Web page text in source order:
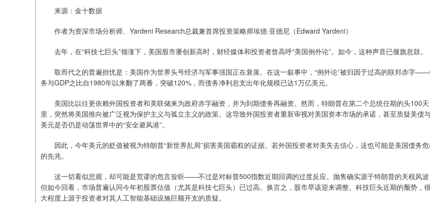
来源：金十数据
作者为资深市场分析师、Yardeni Research总裁兼首席投资策略师埃德·亚德尼（Edward Yardeni）
去年，在“科技七巨头”领涨下，美国股市屡创新高时，财经媒体和投资者曾高呼“美国例外论”。如今，这种声音已偃旗息鼓。
取而代之的普遍担忧是：美国作为世界头号经济与军事强国正在衰落。在这一叙事中，“例外论”被归因于过高的联邦赤字
务与GDP之比自1980年以来翻了两番，突破120%，而债务净利息支出年化规模已达1万亿美元。
美国比以往更依赖外国投资者和美联储来为政府赤字融资，并为到期债务再融资。然而，特朗普在第二个总统任期的头100天
里，突然将美国推向被广泛视为保护主义与孤立主义的政策。这导致外国投资者重新审视对美国资本市场的承诺，甚至质疑美债
美元是否仍是动荡世界中的“安全避风港”。
因此，今年美元的贬值被视为特朗普“新世界乱局”损害美国霸权的证据。若外国投资者对美失去信心，这也可能是美国债务
的先兆。
这一切看似悲观，却可能是荒谬的危言耸听——不过是对标普500指数近期回调的过度反应。抛售确实源于特朗普的关税风波
但如今回看，市场普遍认同今年初股票估值（尤其是科技七巨头）已过高。换言之，股市早该迎来调整。科技巨头近期的颓势，很
大程度上源于投资者对其人工智能基础设施巨额开支的质疑。